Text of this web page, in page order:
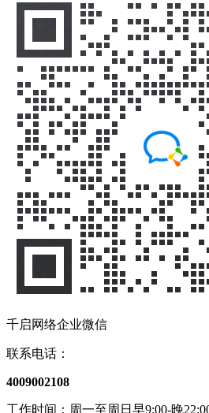
千启网络企业微信
联系电话：
4009002108
工作时间：周一至周日早9:00-晚